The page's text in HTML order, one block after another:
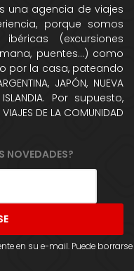
una agencia de viajes
porque somos
(excursiones
puentes...) como
por la casa, pateando
JAPÓN, NUEVA
ISLANDIA. Por supuesto,
DE LA COMUNIDAD
NOVEDADES?
en su e-mail. Puede borrarse